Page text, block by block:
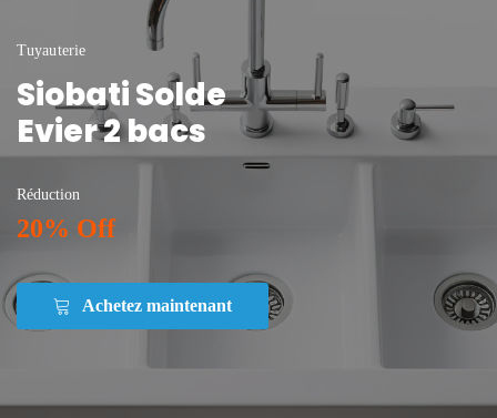
Tuyauterie
Siobati Solde
Evier 2 bacs
Réduction
20% Off
Achetez maintenant